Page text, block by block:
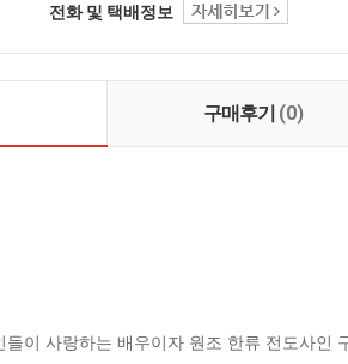
전화 및 택배정보
구매후기 (0)
들이 사랑하는 배우이자 원조 한류 전도사인